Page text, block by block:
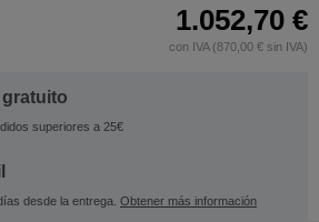
1.052,70 €
con IVA (870,00 € sin IVA)
superiores a 25€
desde la entrega. Obtener más información